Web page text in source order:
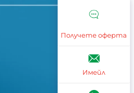
Получете оферта
Имейл